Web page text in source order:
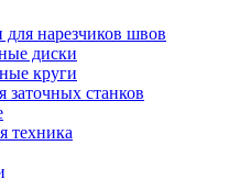
нарезчиков швов
диски
круги
заточных станков
техника